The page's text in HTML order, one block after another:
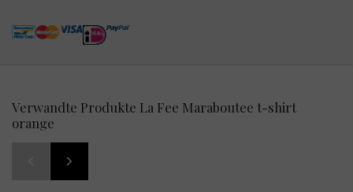
Verwandte Produkte La Fee Maraboutee t-shirt
orange